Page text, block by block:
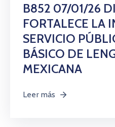
B852 07/01/26
FORTALECE LA
SERVICIO
BÁSICO DE
MEXICANA
Leer más